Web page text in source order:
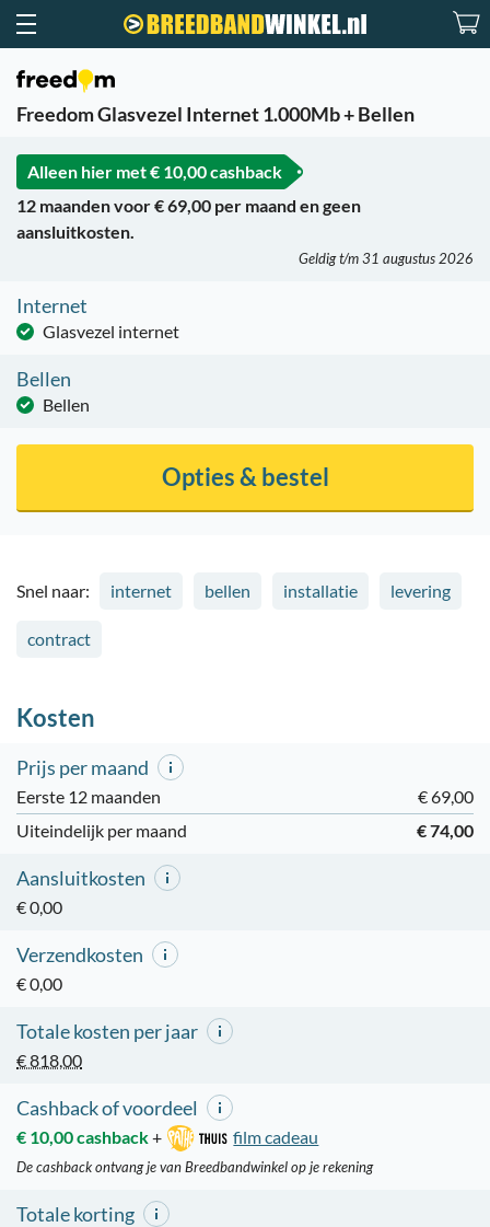
Freedom Glasvezel Internet 1.000Mb + Bellen
Alleen hier met€ 10,00 cashback
12 maanden voor € 69,00 per maand en geen
aansluitkosten.
Geldig t/m 31 augustus 2026
Internet
Glasvezel internet
Bellen
Bellen
Opties & bestel
Snel naar: internet bellen installatie levering
contract
Kosten
Prijs per maand
Eerste 12 maanden
€ 69,00
Uiteindelijk per maand
€ 74,00
Aansluitkosten
€ 0,00
Verzendkosten
€ 0,00
Totale kosten per jaar
€ 818,00
Cashback of voordeel
€ 10,00 cashback+ film cadeau
De cashback ontvang je van Breedbandwinkel op je rekening
Totale korting